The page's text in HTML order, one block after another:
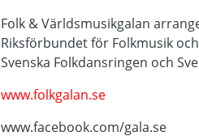
Folk & Världsmusikgalan
Riksförbundet för Folkmusik
Svenska Folkdansringen och
www.folkgalan.se
www.facebook.com/gala.se